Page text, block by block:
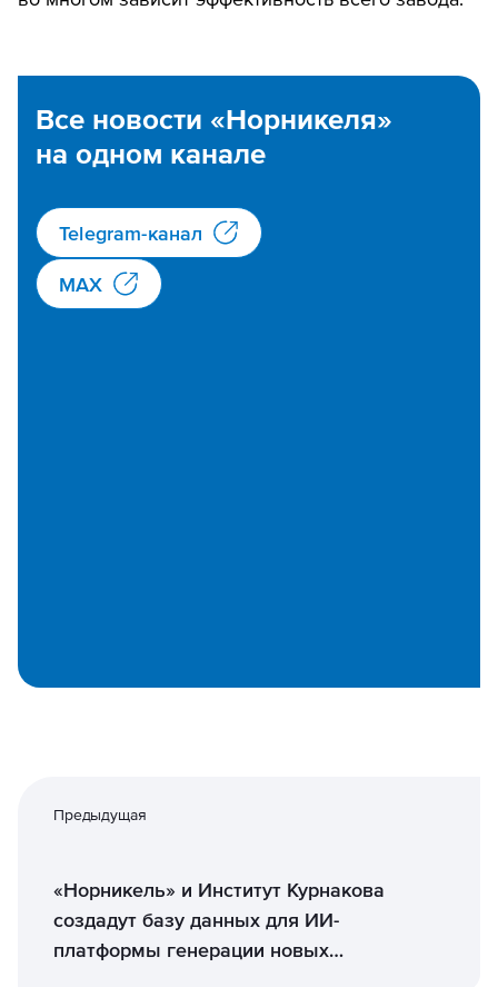
Все новости «Норникеля»
на одном канале
Telegram-канал
MAX
Предыдущая
«Норникель» и Институт Курнакова
создадут базу данных для ИИ-
платформы генерации новых